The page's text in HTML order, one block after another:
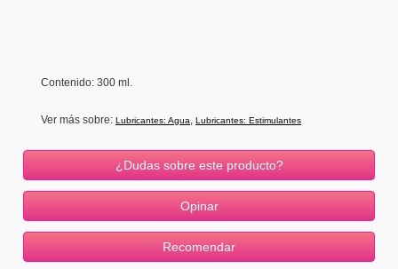
Contenido: 300 ml.
Ver más sobre: Lubricantes: Agua, Lubricantes: Estimulantes
¿Dudas sobre este producto?